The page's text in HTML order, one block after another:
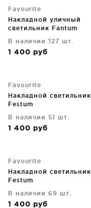
Favourite
Накладной уличный
светильник Fantum
В наличии 127 шт.
1 400 руб
Favourite
Накладной светильник
Festum
В наличии 51 шт.
1 400 руб
Favourite
Накладной светильник
Festum
В наличии 69 шт.
1 400 руб